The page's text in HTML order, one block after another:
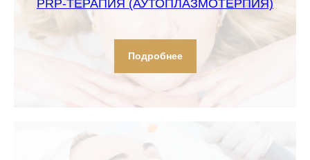
PRP-ТЕРАПИЯ (АУТОПЛАЗМОТЕРПИЯ)
Подробнее